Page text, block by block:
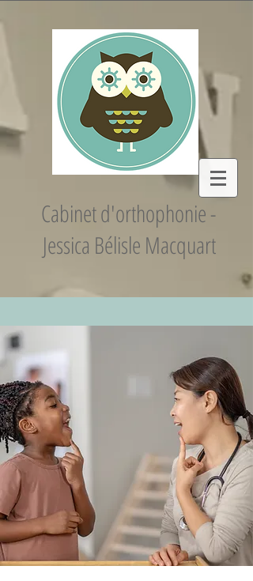
Cabinet d'orthophonie -
Jessica Bélisle Macquart